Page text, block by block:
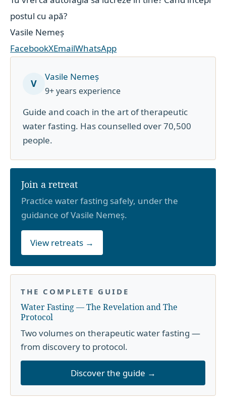
postul cu apă?
Vasile Nemeș
FacebookXEmailWhatsApp
V
Vasile Nemeș
9+ years experience
Guide and coach in the art of therapeutic
water fasting. Has counselled over 70,500
people.
Join a retreat
Practice water fasting safely, under the
guidance of Vasile Nemeș.
View retreats →
THE COMPLETE GUIDE
Water Fasting — The Revelation and The
Protocol
Two volumes on therapeutic water fasting —
from discovery to protocol.
Discover the guide →